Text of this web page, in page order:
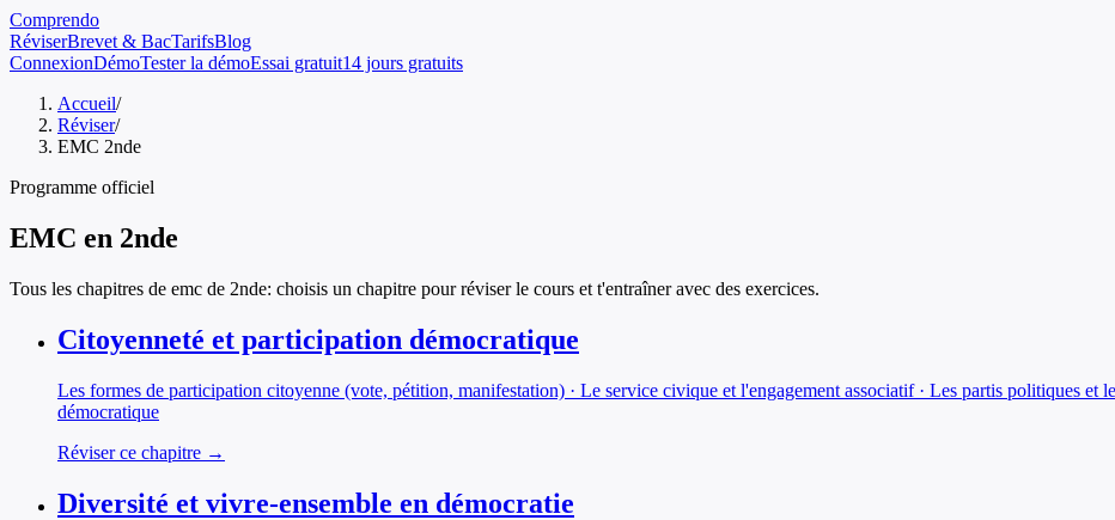
Comprendo
RéviserBrevet & BacTarifsBlog
ConnexionDémoTester la démoEssai gratuit14 jours gratuits
Accueil/
Réviser/
EMC 2nde
Programme officiel
EMC en 2nde
Tous les chapitres de emc de 2nde: choisis un chapitre pour réviser le cours et t'entraîner avec des exercices.
Citoyenneté et participation démocratique
Les formes de participation citoyenne (vote, pétition, manifestation) · Le service civique et l'engagement associatif · Les partis politiques et
démocratique
Réviser ce chapitre →
Diversité et vivre-ensemble en démocratie